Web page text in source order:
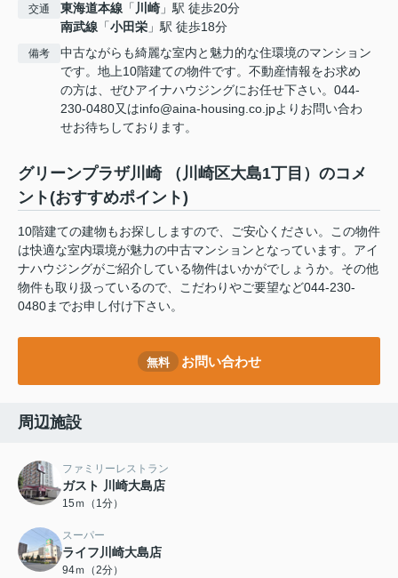
交通 東海道本線 「 川崎 」駅 徒歩20分
南武線 「小田栄 」駅 徒歩18分
備考
中古ながらも綺麗な室内と魅力的な住環境のマンション
です。地上10階建ての物件です。不動産情報をお求め
の方は、ぜひアイナハウジングにお任せ下さい。044-
230-0480又はinfo@aina-housing.co.jpよりお問い合わ
せお待ちしております。
グリーンプラザ川崎 （川崎区大島1丁目）のコメ
ント(おすすめポイント)
10階建ての建物もお探ししますので、ご安心ください。この物件
は快適な室内環境が魅力の中古マンションとなっています。アイ
ナハウジングがご紹介している物件はいかがでしょうか。その他
物件も取り扱っているので、こだわりやご要望など044-230-
0480までお申し付け下さい。
無料 お問い合わせ
周辺施設
ファミリーレストラン
ガスト 川崎大島店
15ｍ（1分）
スーパー
ライフ川崎大島店
94ｍ（2分）